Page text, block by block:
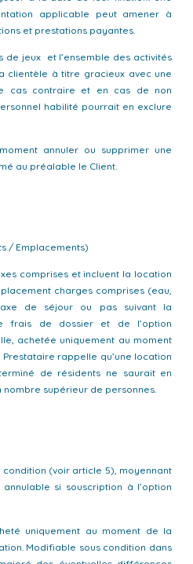
applicable peut amener à
et prestations payantes.
de jeux et l’ensemble des activités
clientèle à titre gracieux avec une
cas contraire et en cas de non
habilité pourrait en exclure
annuler ou supprimer une
au préalable le Client.
/ Emplacements)
comprises et incluent la location
charges comprises (eau,
de séjour ou pas suivant la
frais de dossier et de l’option
achetée uniquement au moment
rappelle qu’une location
de résidents ne saurait en
supérieur de personnes.
condition (voir article 5), moyennant
si souscription à l’option
uniquement au moment de la
Modifiable sous condition dans